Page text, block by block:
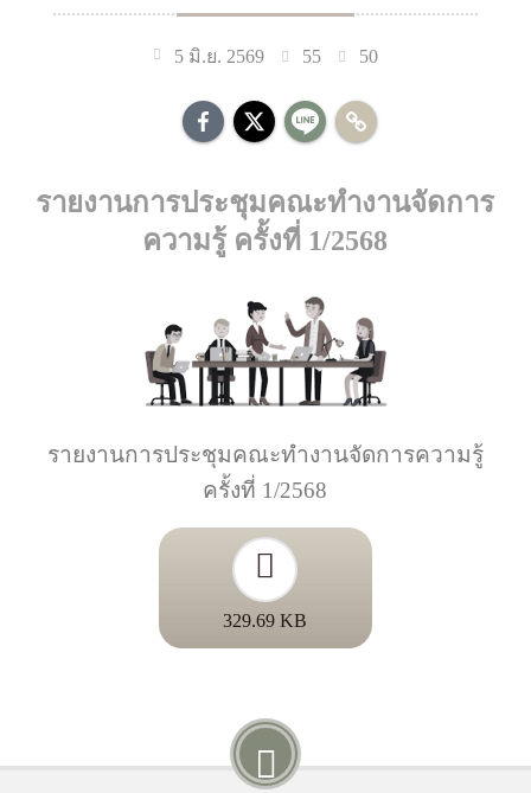
5 มิ.ย. 2569 55 50
รายงานการประชุมคณะทำงานจัดการ
ความรู้ ครั้งที่ 1/2568
รายงานการประชุมคณะทำงานจัดการความรู้
ครั้งที่ 1/2568
329.69 KB